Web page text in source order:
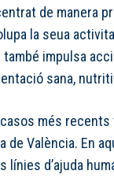
de manera
la seua
també impulsa
sana,
més recents
de València. En
línies d’ajuda